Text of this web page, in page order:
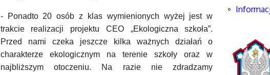
- Ponadto 20 osób z klas wymienionych wyżej jest w
trakcie realizacji projektu CEO „Ekologiczna szkoła”.
Przed nami czeka jeszcze kilka ważnych działań o
charakterze ekologicznym na terenie szkoły oraz w
najbliższym otoczeniu. Na razie nie zdradzamy